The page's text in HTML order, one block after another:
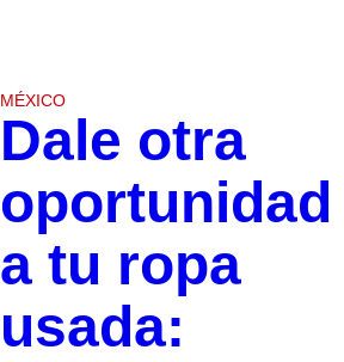
MÉXICO
Dale otra
oportunidad
a tu ropa
usada: